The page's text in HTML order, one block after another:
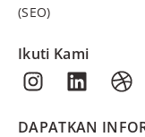
(SEO)
Ikuti Kami
DAPATKAN